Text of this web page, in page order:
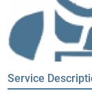
Service